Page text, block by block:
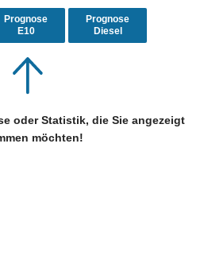
Prognose
E10
Prognose
Diesel
oder Statistik, die Sie angezeigt
möchten!